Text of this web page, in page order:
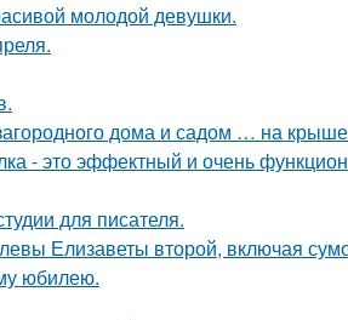
молодой девушки.
дома и садом … на
- это эффектный и очень
для писателя.
Елизаветы второй, включая
юбилею.